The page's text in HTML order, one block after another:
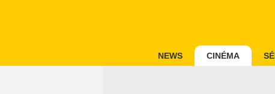
NEWS CINÉMA